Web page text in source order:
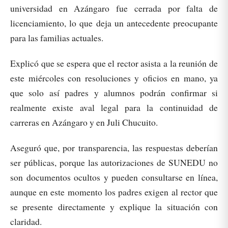
universidad en Azángaro fue cerrada por falta de
licenciamiento, lo que deja un antecedente preocupante
para las familias actuales.
Explicó que se espera que el rector asista a la reunión de
este miércoles con resoluciones y oficios en mano, ya
que solo así padres y alumnos podrán confirmar si
realmente existe aval legal para la continuidad de
carreras en Azángaro y en Juli Chucuito.
Aseguró que, por transparencia, las respuestas deberían
ser públicas, porque las autorizaciones de SUNEDU no
son documentos ocultos y pueden consultarse en línea,
aunque en este momento los padres exigen al rector que
se presente directamente y explique la situación con
claridad.